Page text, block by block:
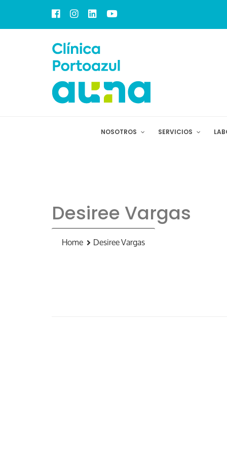
NOSOTROS SERVICIOS
Desiree Vargas
Home Desiree Vargas